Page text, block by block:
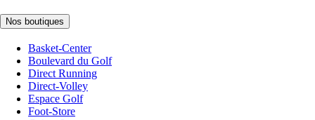
Nos boutiques
Basket-Center
Boulevard du Golf
Direct Running
Direct-Volley
Espace Golf
Foot-Store